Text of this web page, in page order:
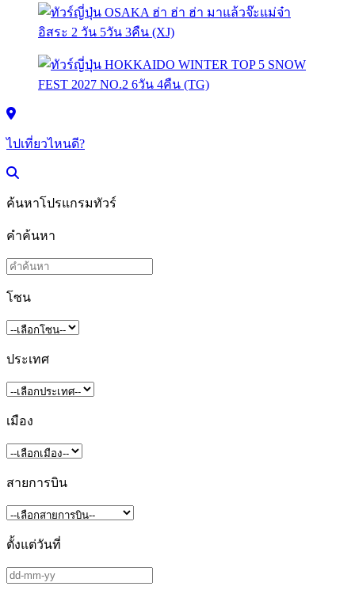
ไปเที่ยวไหนดี?
ค้นหาโปรแกรมทัวร์
คำค้นหา
โซน
ประเทศ
เมือง
สายการบิน
ตั้งแต่วันที่